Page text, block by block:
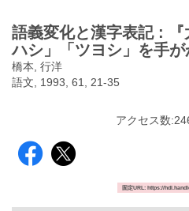
語義変化と漢字表記 : 『
ハシ」「ツヨシ」を手
橋本, 行洋
語文, 1993, 61, 21-35
アクセス数:
固定URL: https://